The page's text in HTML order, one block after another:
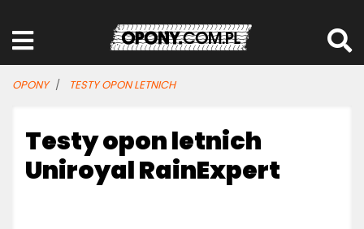
OPONY TESTY OPON LETNICH
Testy opon letnich
Uniroyal RainExpert